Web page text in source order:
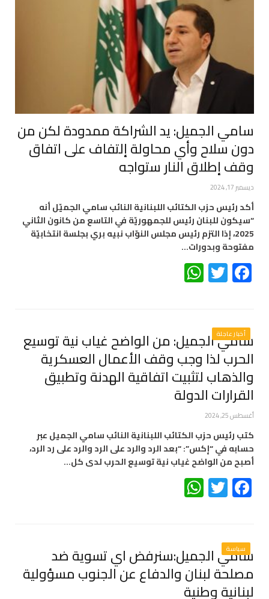
سامي الجميل: يد الشراكة ممدودة لكن من
دون سلاح وأي محاولة إلتفاف على اتفاق
وقف إطلاق النار ستواجه
ديسمبر 17, 2024
أكد رئيس حزب الكتائب اللبنانية النائب سامي الجميّل أنه
“سيكون للبنان رئيس للجمهوريّة في التاسع من كانون الثاني
2025، إذا التزم رئيس مجلس النوّاب نبيه بري بجلسة انتخابيّة
مفتوحة وبدورات…
Facebook
Twitter
أخبار عاجلة
سامي الجميل: من الواضح غياب نية توسيع
الحرب لذا وجب وقف الأعمال العسكرية
والذهاب لتثبيت اتفاقية الهدنة وتطبيق
القرارات الدولة
أغسطس 25, 2024
كتب رئيس حزب الكتائب اللبنانية النائب سامي الجميل عبر
حسابه في “إكس”: “بعد الرد والرد على الرد والرد على رد الرد،
أصبح من الواضح غياب نية توسيع الحرب لدى كل…
Facebook
Twitter
سياسة
سامي الجميل:سنرفض اي تسوية ضد
مصلحة لبنان والدفاع عن الجنوب مسؤولية
لبنانية وطنية